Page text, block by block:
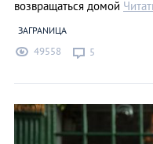
возвращаться домой
ЗАГРАNИЦА
49558 5